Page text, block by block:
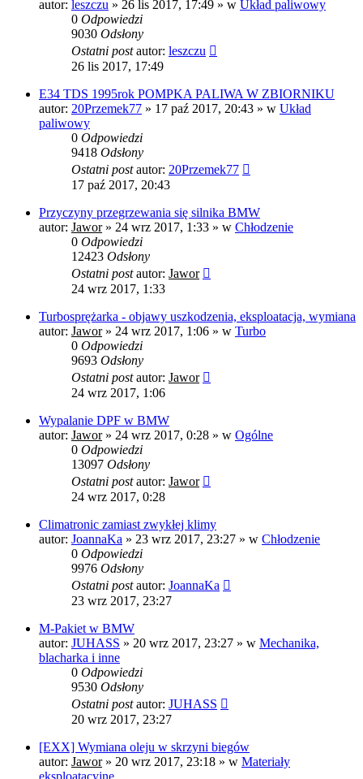
autor: leszczu » 26 lis 2017, 17:49 » w Układ paliwowy
0 Odpowiedzi
9030 Odsłony
Ostatni postautor: leszczu
26 lis 2017, 17:49
E34 TDS 1995rok POMPKA PALIWA W ZBIORNIKU
autor: 20Przemek77 » 17 paź 2017, 20:43 » w Układ
paliwowy
0 Odpowiedzi
9418 Odsłony
Ostatni postautor: 20Przemek77
17 paź 2017, 20:43
Przyczyny przegrzewania się silnika BMW
autor: Jawor» 24 wrz 2017, 1:33 » w Chłodzenie
0 Odpowiedzi
12423 Odsłony
Ostatni postautor: Jawor
24 wrz 2017, 1:33
Turbosprężarka - objawy uszkodzenia, eksploatacja, wymiana
autor: Jawor» 24 wrz 2017, 1:06 » w Turbo
0 Odpowiedzi
9693 Odsłony
Ostatni postautor: Jawor
24 wrz 2017, 1:06
Wypalanie DPF w BMW
autor: Jawor» 24 wrz 2017, 0:28 » w Ogólne
0 Odpowiedzi
13097 Odsłony
Ostatni postautor: Jawor
24 wrz 2017, 0:28
Climatronic zamiast zwykłej klimy
autor: JoannaKa » 23 wrz 2017, 23:27 » w Chłodzenie
0 Odpowiedzi
9976 Odsłony
Ostatni postautor: JoannaKa
23 wrz 2017, 23:27
M-Pakiet w BMW
autor: JUHASS » 20 wrz 2017, 23:27 » w Mechanika,
blacharka i inne
0 Odpowiedzi
9530 Odsłony
Ostatni postautor: JUHASS
20 wrz 2017, 23:27
[EXX] Wymiana oleju w skrzyni biegów
autor: Jawor» 20 wrz 2017, 23:18 » w Materiały
eksploatacyjne